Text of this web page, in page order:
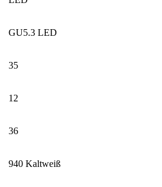
GU5.3 LED
35
12
36
940 Kaltweiß